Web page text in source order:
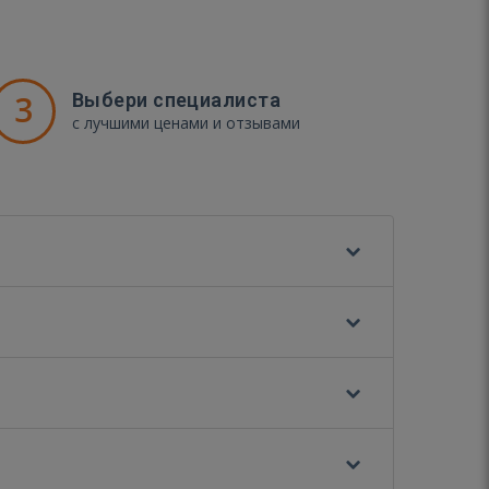
3 Выбери специалиста
с лучшими ценами и отзывами